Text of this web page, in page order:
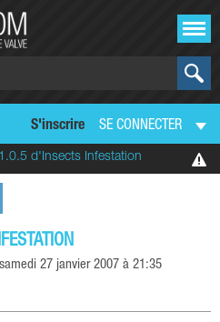
S'inscrire SE CONNECTER
d'Insects Infestation
samedi 27 janvier 2007 à 21:35